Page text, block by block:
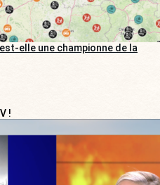
elle une championne de la
!